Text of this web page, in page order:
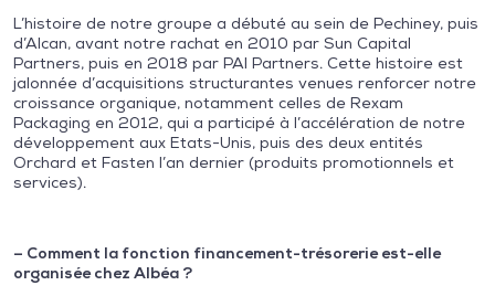
L’histoire de notre groupe a débuté au sein de Pechiney, puis
d’Alcan, avant notre rachat en 2010 par Sun Capital
Partners, puis en 2018 par PAI Partners. Cette histoire est
jalonnée d’acquisitions structurantes venues renforcer notre
croissance organique, notamment celles de Rexam
Packaging en 2012, qui a participé à l’accélération de notre
développement aux Etats-Unis, puis des deux entités
Orchard et Fasten l’an dernier (produits promotionnels et
services).
– Comment la fonction financement-trésorerie est-elle
organisée chez Albéa ?